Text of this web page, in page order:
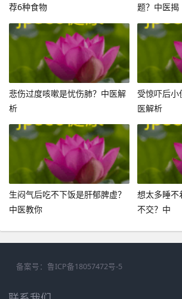
荐6种食物
题？中医揭
悲伤过度咳嗽是忧伤肺？中医解
析
受惊吓后小
医解析
生闷气后吃不下饭是肝郁脾虚？
中医教你
想太多睡不
不交？中
备案号： 鲁ICP备18057472号-5